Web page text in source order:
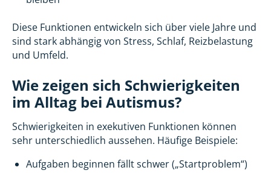
Diese Funktionen entwickeln sich über viele Jahre und
sind stark abhängig von Stress, Schlaf, Reizbelastung
und Umfeld.
Wie zeigen sich Schwierigkeiten
im Alltag bei Autismus?
Schwierigkeiten in exekutiven Funktionen können
sehr unterschiedlich aussehen. Häufige Beispiele:
Aufgaben beginnen fällt schwer („Startproblem“)